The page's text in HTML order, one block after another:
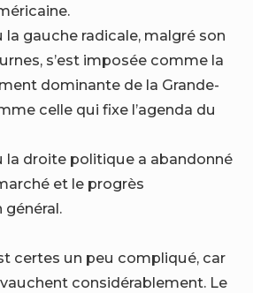
la gauche radicale, malgré son
s’est imposée comme la
dominante de la Grande-
celle qui fixe l’agenda du
la droite politique a abandonné
et le progrès
certes un peu compliqué, car
considérablement. Le